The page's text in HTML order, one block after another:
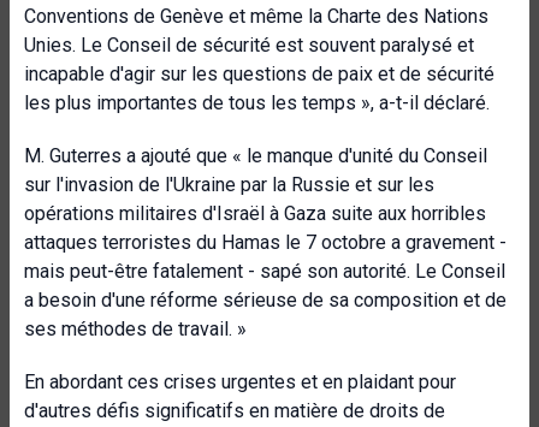
Conventions de Genève et même la Charte des Nations
Unies. Le Conseil de sécurité est souvent paralysé et
incapable d'agir sur les questions de paix et de sécurité
les plus importantes de tous les temps », a-t-il déclaré.
M. Guterres a ajouté que « le manque d'unité du Conseil
sur l'invasion de l'Ukraine par la Russie et sur les
opérations militaires d'Israël à Gaza suite aux horribles
attaques terroristes du Hamas le 7 octobre a gravement -
mais peut-être fatalement - sapé son autorité. Le Conseil
a besoin d'une réforme sérieuse de sa composition et de
ses méthodes de travail. »
En abordant ces crises urgentes et en plaidant pour
d'autres défis significatifs en matière de droits de